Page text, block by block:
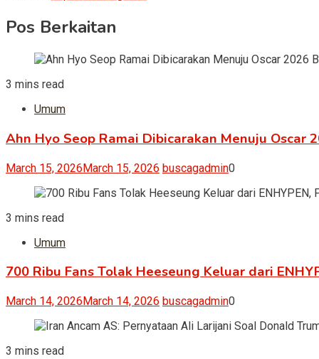
Pos Berkaitan
3 mins read
Umum
Ahn Hyo Seop Ramai Dibicarakan Menuju Oscar
March 15, 2026March 15, 2026 buscagadmin0
3 mins read
Umum
700 Ribu Fans Tolak Heeseung Keluar dari
March 14, 2026 March 14, 2026 buscagadmin0
3 mins read